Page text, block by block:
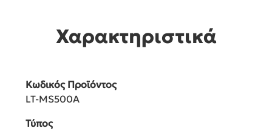
Χαρακτηριστικά
Κωδικός Προϊόντος
LT-MS500A
Τύπος